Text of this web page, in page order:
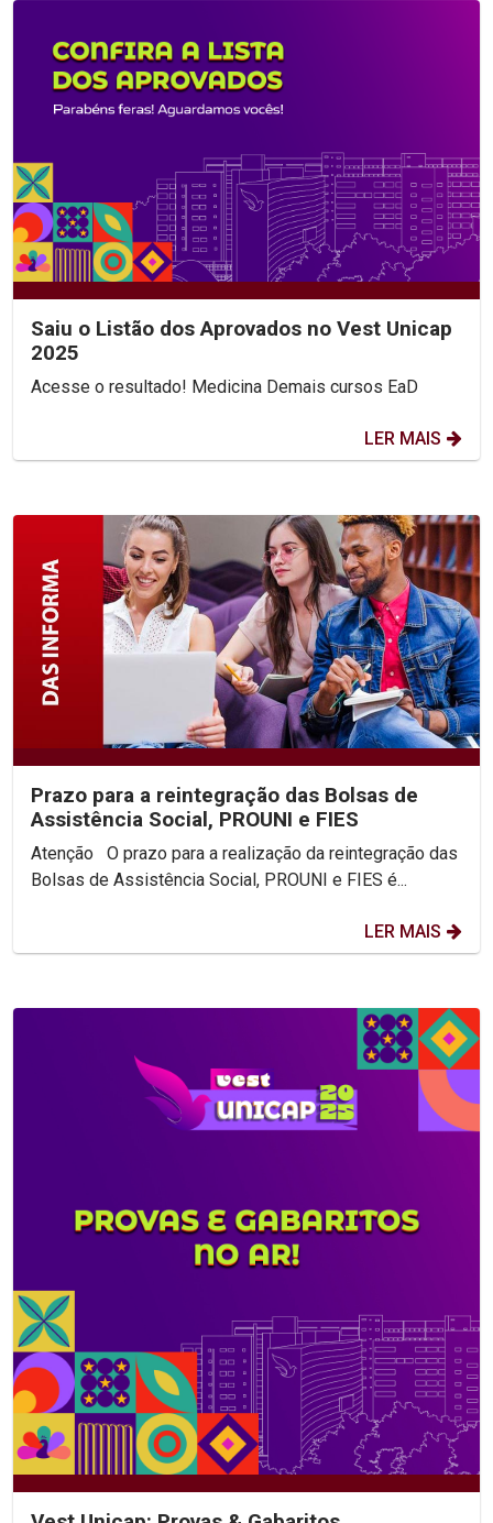
Saiu o Listão dos Aprovados no Vest Unicap
2025
Acesse o resultado! Medicina Demais cursos EaD
LER MAIS
Prazo para a reintegração das Bolsas de
Assistência Social, PROUNI e FIES
Atenção O prazo para a realização da reintegração das
Bolsas de Assistência Social, PROUNI e FIES é...
LER MAIS